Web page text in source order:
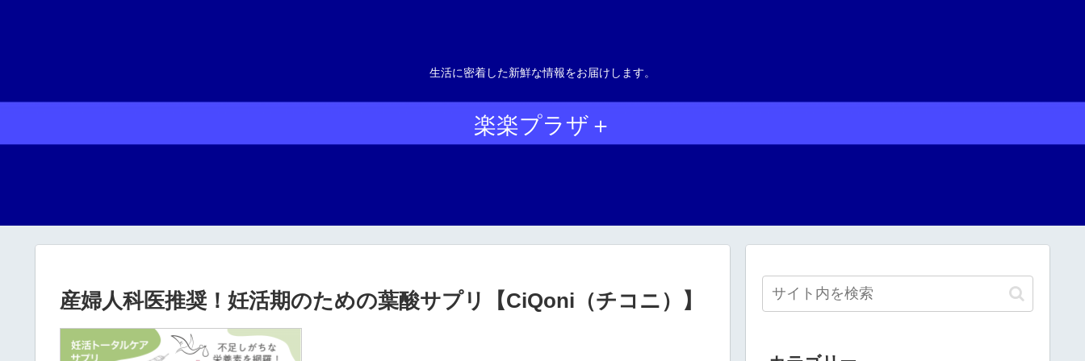
生活に密着した新鮮な情報をお届けします。
楽楽プラザ＋
産婦人科医推奨！妊活期のための葉酸サプリ【CiQoni（チコニ）】